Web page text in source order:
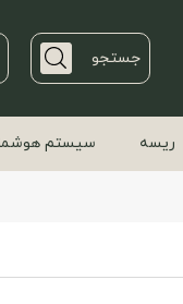
جستجو
ریسه سیستم